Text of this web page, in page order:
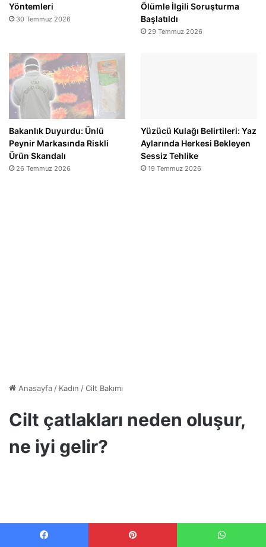
Yöntemleri
30 Temmuz 2026
Ölümle İlgili Soruşturma
Başlatıldı
29 Temmuz 2026
Bakanlık Duyurdu: Ünlü
Peynir Markasında Riskli
Ürün Skandalı
26 Temmuz 2026
Yüzücü Kulağı Belirtileri: Yaz
Aylarında Herkesi Bekleyen
Sessiz Tehlike
19 Temmuz 2026